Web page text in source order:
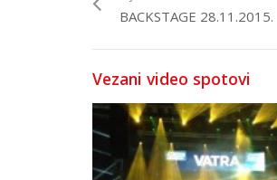
BACKSTAGE 28.11.2015.
Vezani video spotovi